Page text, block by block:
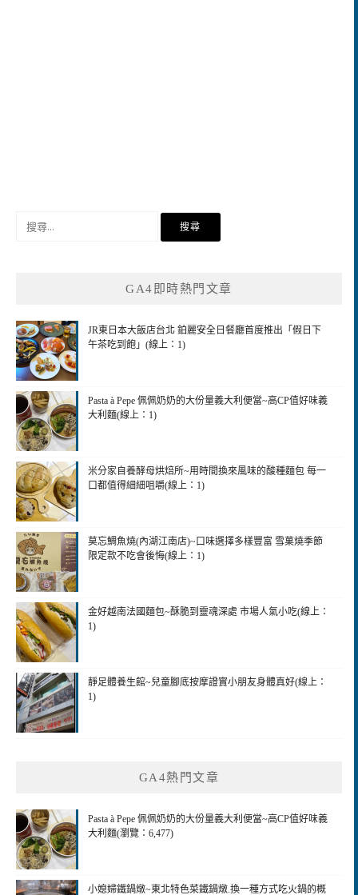
GA4即時熱門文章
JR東日本大飯店台北 鉑麗安全日餐廳首度推出「假日下
午茶吃到飽」(線上：1)
Pasta à Pepe 佩佩奶奶的大份量義大利便當~高CP值好味義
大利麵(線上：1)
米分家自養酵母烘焙所~用時間換來風味的酸種麵包 每一
口都值得細細咀嚼(線上：1)
莫忘鯛魚燒(內湖江南店)~口味選擇多樣豐富 雪菓燒季節
限定款不吃會後悔(線上：1)
金好越南法國麵包~酥脆到靈魂深處 市場人氣小吃(線上：
1)
靜足體養生館~兒童腳底按摩證實小朋友身體真好(線上：
1)
GA4熱門文章
Pasta à Pepe 佩佩奶奶的大份量義大利便當~高CP值好味義
大利麵(瀏覽：6,477)
小媳婦鐵鍋燉~東北特色菜鐵鍋燉.換一種方式吃火鍋的概